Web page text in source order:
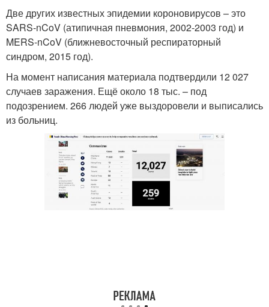
Две других известных эпидемии короновирусов – это
SARS-nCoV (атипичная пневмония, 2002-2003 год) и
MERS-nCoV (ближневосточный респираторный
синдром, 2015 год).
На момент написания материала подтвердили 12 027
случаев заражения. Ещё около 18 тыс. – под
подозрением. 266 людей уже выздоровели и выписались
из больниц.